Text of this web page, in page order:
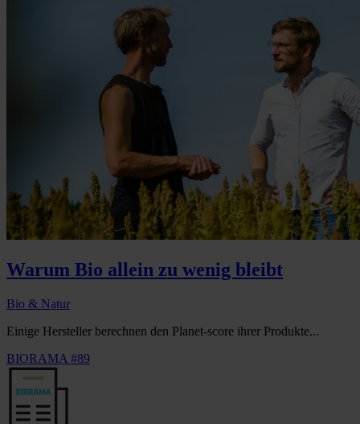
Warum Bio allein zu wenig bleibt
Bio & Natur
Einige Hersteller berechnen den Planet-score ihrer Produkte...
BIORAMA #89